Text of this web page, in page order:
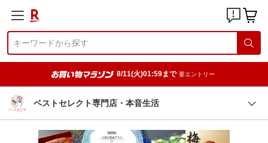
8/11(火)01:59まで 要エントリー
ベストセレクト専門店・本音生活